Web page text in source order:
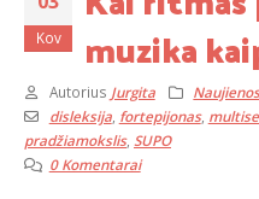
Kov muzika
Autorius Jurgita
disleksija, fortepijonas,
pradžiamokslis, SUPO
0 Komentarai